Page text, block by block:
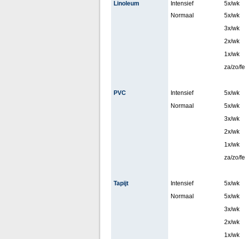
Linoleum
Intensief 5x/wk
Normaal
5x/wk
3x/wk
2x/wk
1x/wk
za/zo/fe
PVC Intensief 5x/wk
Normaal
5x/wk
3x/wk
2x/wk
1x/wk
za/zo/fe
Tapijt Intensief 5x/wk
Normaal
5x/wk
3x/wk
2x/wk
1x/wk